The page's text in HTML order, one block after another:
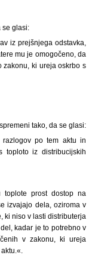
se glasi:
iz prejšnjega odstavka,
mu je omogočeno, da
zakonu, ki ureja oskrbo s
tako, da se glasi:
po tem aktu in
toploto iz distribucijskih
toplote prost dostop na
izvajajo dela, oziroma v
ki niso v lasti distributerja
kadar je to potrebno v
v zakonu, ki ureja